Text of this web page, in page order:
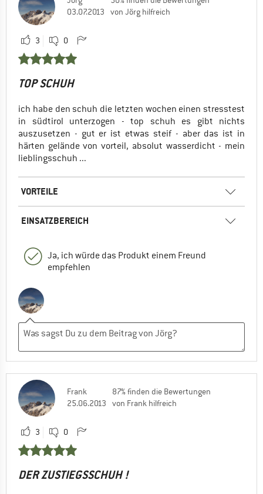
03.07.2013
von Jörg hilfreich
3 0
TOP SCHUH
ich habe den schuh die letzten wochen einen stresstest
in südtirol unterzogen - top schuh es gibt nichts
auszusetzen - gut er ist etwas steif - aber das ist in
härten gelände von vorteil, absolut wasserdicht - mein
lieblingsschuh ...
VORTEILE
EINSATZBEREICH
Ja, ich würde das Produkt einem Freund
empfehlen
Frank
25.06.2013
87% finden die Bewertungen
von Frank hilfreich
3 0
DER ZUSTIEGSSCHUH !